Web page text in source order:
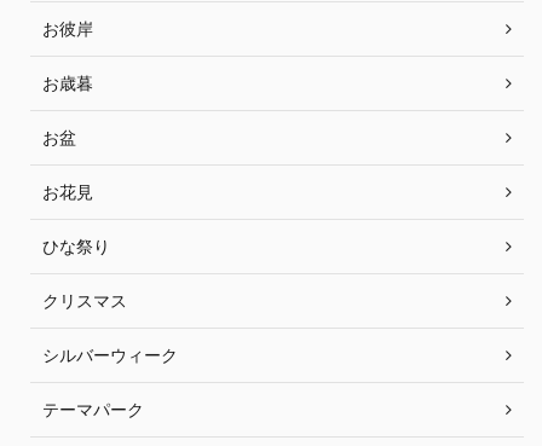
お彼岸
お歳暮
お盆
お花見
ひな祭り
クリスマス
シルバーウィーク
テーマパーク